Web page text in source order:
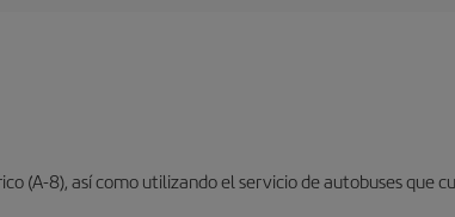
(A-8), así como utilizando el servicio de autobuses que